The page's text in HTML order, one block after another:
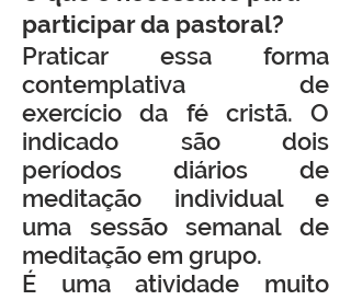
participar da pastoral?
Praticar essa forma
contemplativa de
exercício da fé cristã. O
indicado são dois
períodos diários de
meditação individual e
uma sessão semanal de
meditação em grupo.
É uma atividade muito